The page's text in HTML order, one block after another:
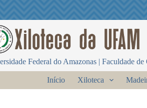
Federal do Amazonas | Faculdade
Início Xiloteca